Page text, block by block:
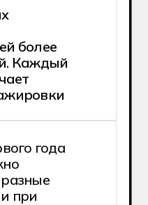
или 11